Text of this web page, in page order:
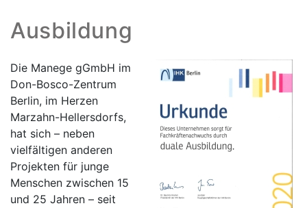
Ausbildung
Die Manege gGmbH im
Don-Bosco-Zentrum
Berlin, im Herzen
Marzahn-Hellersdorfs,
hat sich – neben
vielfältigen anderen
Projekten für junge
Menschen zwischen 15
und 25 Jahren – seit